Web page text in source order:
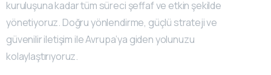
kuruluşuna kadar tüm süreci şeffaf ve etkin şekilde
yönetiyoruz. Doğru yönlendirme, güçlü strateji ve
güvenilir iletişim ile Avrupa’ya giden yolunuzu
kolaylaştırıyoruz.